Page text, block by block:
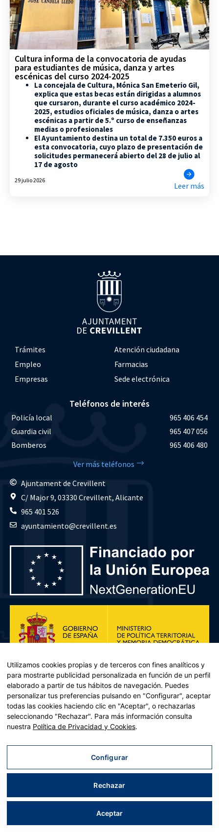
Cultura informa de la convocatoria de ayudas
para estudiantes de música, danza y artes
escénicas del curso 2024-2025
La concejala de Cultura, Mónica San Emeterio Gil,
explica que estas becas están dirigidas a alumnos
que cursaron, durante el curso académico 2024-
2025, estudios oficiales de música, danza o artes
escénicas a partir de 5.º curso de enseñanzas
medias o profesionales
El Ayuntamiento destina un total de 7.350 euros a
esta convocatoria, cuyo plazo de presentación de
solicitudes permanecerá abierto del 28 de julio al
17 de agosto
29 julio 2026
Leer más
Trámites
Atención ciudadana
Empleo
Farmacias
Empresas
Sede electrónica
Teléfonos de interés
Policía local
965 406 454
Guardia civil
965 407 056
Bomberos
965 406 480
Ver más teléfonos
Ajuntament de Crevillent
C/ Major 9, 03330 Crevillent, Alicante
965 401 526
ayuntamiento@crevillent.es
Plan de Recuperación, Transformación y Resiliencia – Financiado por
Recuperación y resiliencia, establecido por el Reglamento (UE)
2021/241 del Parlamento Europeo y del Consejo, de 12 de febrero
Aviso legal|Política de privacidad|Política de cookies|Accesibilidad|Mapa web
| Desarrollado porTrestristes
Utilizamos cookies propias y de terceros con fines analíticos y
para mostrarte publicidad personalizada en función de un perfil
elaborado a partir de tus hábitos de navegación. Puedes
personalizar tus preferencias pulsando en "Configurar", aceptar
todas las cookies haciendo clic en "Aceptar", o rechazarlas
seleccionando "Rechazar". Para más información consulta
nuestra Política de Privacidad y Cookies.
Configurar
Rechazar
Aceptar